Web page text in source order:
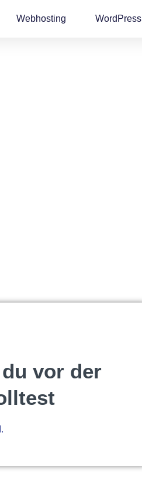
Webhosting WordPress
vor der